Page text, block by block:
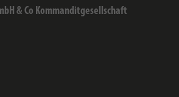
& Co Kommanditgesellschaft